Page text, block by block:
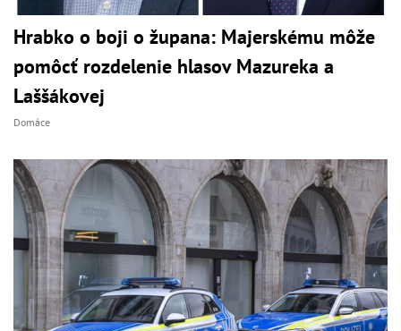
Hrabko o boji o župana: Majerskému môže
pomôcť rozdelenie hlasov Mazureka a
Laššákovej
Domáce